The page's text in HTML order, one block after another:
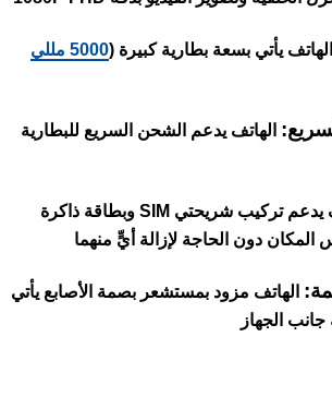
الهاتف يأتي بسعة بطارية كبيرة (
5000 مللي
الهاتف يدعم الشحن السريع للبطارية
الهاتف يدعم تركيب شريحتي SIM وبطاقة ذاكرة
دون الحاجة لإزالة أيٍّ منهما
الهاتف مزود بمستشعر بصمة الأصابع يأتي
الجهاز